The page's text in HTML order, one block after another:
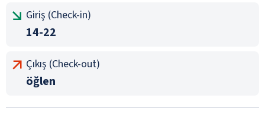
Giriş (Check-in)
14-22
Çıkış (Check-out)
öğlen